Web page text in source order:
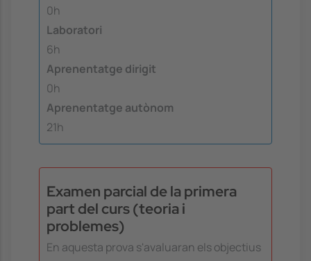
0h
Laboratori
6h
Aprenentatge dirigit
0h
Aprenentatge autònom
21h
Examen parcial de la primera
part del curs (teoria i
problemes)
En aquesta prova s'avaluaran els objectius